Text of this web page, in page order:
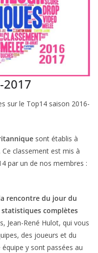
2017
sur le Top14 saison 2016-
sont établis à
classement est mis à
par un de nos membres :
rencontre du jour du
statistiques complètes
Jean-René Hulot, qui vous
des joueurs et du
y sont passées au